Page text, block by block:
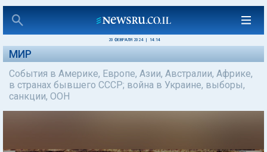
20 ФЕВРАЛЯ 2024 14:14
МИР
События в Америке, Европе, Азии, Австралии, Африке,
в странах бывшего СССР; война в Украине, выборы,
санкции, ООН